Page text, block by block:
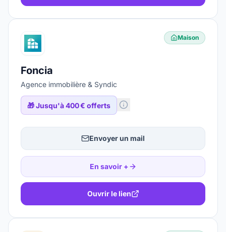
Maison
Foncia
Agence immobilière & Syndic
🎁Jusqu'à 400 € offerts
Envoyer un mail
En savoir +
Ouvrir le lien